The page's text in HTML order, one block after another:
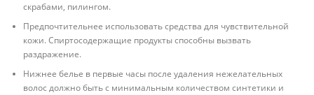
скрабами, пилингом.
Предпочтительнее использовать средства для чувствительной
кожи. Спиртосодержащие продукты способны вызвать
раздражение.
Нижнее белье в первые часы после удаления нежелательных
волос должно быть с минимальным количеством синтетики и